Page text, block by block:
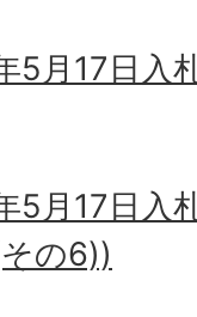
5月17日入
5月17日入
の6))